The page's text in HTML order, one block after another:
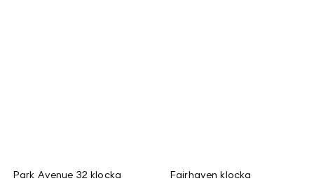
Park Avenue 32 klocka Fairhaven klocka